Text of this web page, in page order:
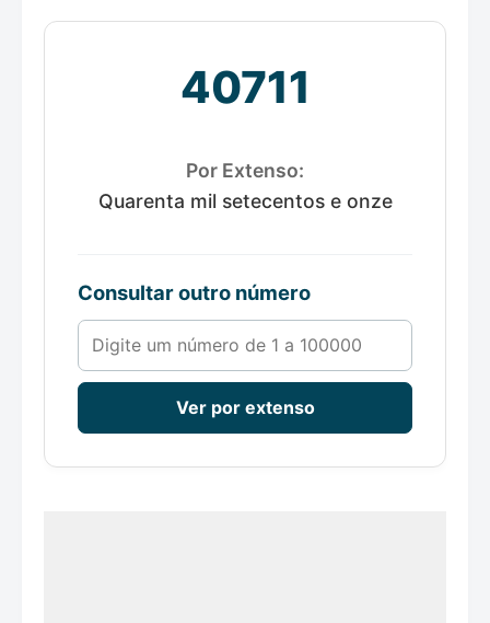
40711
Por Extenso:
Quarenta mil setecentos e onze
Consultar outro número
Número de 1 a 100000
Ver por extenso